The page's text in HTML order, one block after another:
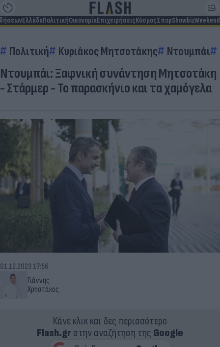
ΕλλάδαΠολιτικήΟικονομίαΕπιχειρήσειςΚόσμοςΣπορShowbizWeekend
Πολιτική Κυριάκος Μητσοτάκης Ντουμπάι
Ντουμπάι: Ξαφνική συνάντηση Μητσοτάκη
- Στάρμερ - Το παρασκήνιο και τα χαμόγελα
Γιάννης
Χρηστάκος
01.12.2023 17:56
Κάνε κλικ και δες περισσότερο
Flash.grστην αναζήτηση της Google